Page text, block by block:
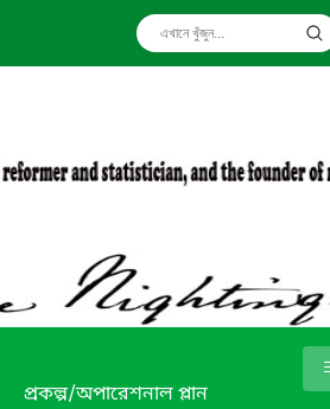
প্রকল্প/অপারেশনাল প্লান